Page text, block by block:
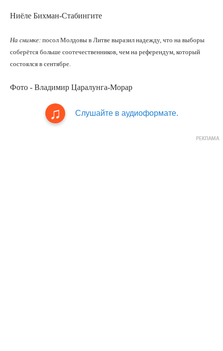
Ниёле Бихман-Стабингите
На снимке: посол Молдовы в Литве выразил надежду, что на выборы
соберётся больше соотечественников, чем на референдум, который
состоялся в сентябре.
Фото - Владимир Царалунга-Морар
Слушайте в аудиоформате.